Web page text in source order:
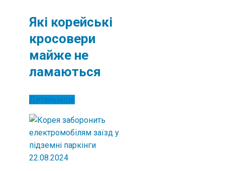
Які корейські
кросовери
майже не
ламаються
Детальніше
22.08.2024